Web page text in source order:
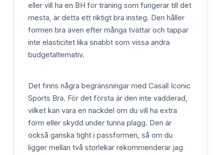
eller vill ha en BH för träning som fungerar till det
mesta, är detta ett riktigt bra insteg. Den håller
formen bra även efter många tvättar och tappar
inte elasticitet lika snabbt som vissa andra
budgetalternativ.
Det finns några begränsningar med Casall Iconic
Sports Bra. För det första är den inte vadderad,
vilket kan vara en nackdel om du vill ha extra
form eller skydd under tunna plagg. Den är
också ganska tight i passformen, så om du
ligger mellan två storlekar rekommenderar jag